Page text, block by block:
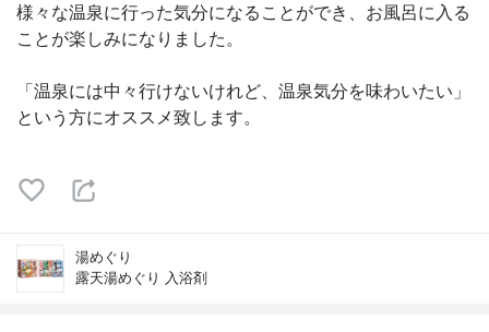
様々な温泉に行った気分になることができ、お風呂に入る
ことが楽しみになりました。
「温泉には中々行けないけれど、温泉気分を味わいたい」
という方にオススメ致します。
湯めぐり
露天湯めぐり 入浴剤